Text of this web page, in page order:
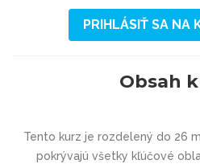
PRIHLÁSIŤ SA NA
Obsah
Tento kurz je rozdelený do 26
pokrývajú všetky kľúčové